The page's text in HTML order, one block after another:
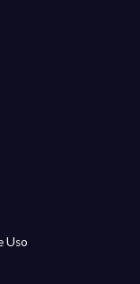
Uso